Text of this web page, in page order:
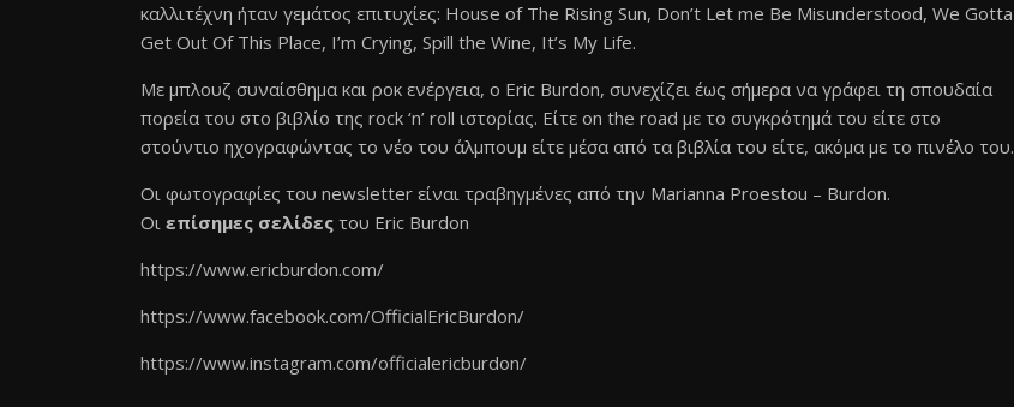
καλλιτέχνη ήταν γεμάτος επιτυχίες: House of The Rising Sun, Don’t Let me Be Misunderstood, We Gotta
Get Out Of This Place, Ι’m Crying, Spill the Wine, It’s My Life.
Με μπλουζ συναίσθημα και ροκ ενέργεια, o Eric Burdon, συνεχίζει έως σήμερα να γράφει τη σπουδαία
πορεία του στο βιβλίο της rock ‘n’ roll ιστορίας. Είτε on the road με το συγκρότημά του είτε στο
στούντιο ηχογραφώντας το νέο του άλμπουμ είτε μέσα από τα βιβλία του είτε, ακόμα με το πινέλο του.
Οι φωτογραφίες του newsletter είναι τραβηγμένες από την Marianna Proestou – Burdon.
Οι επίσημες σελίδες του Eric Burdon
https://www.ericburdon.com/
https://www.facebook.com/OfficialEricBurdon/
https://www.instagram.com/officialericburdon/